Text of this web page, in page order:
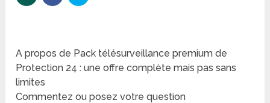
A propos de Pack télésurveillance premium de
Protection 24 : une offre complète mais pas sans
limites
Commentez ou posez votre question